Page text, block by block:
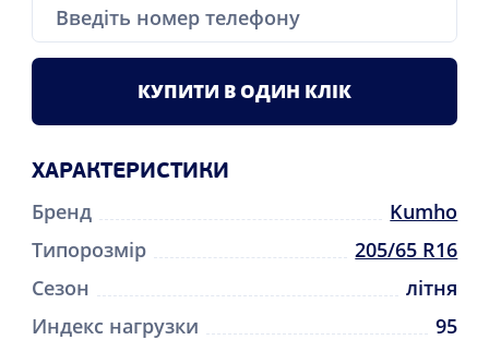
КУПИТИ В ОДИН КЛІК
ХАРАКТЕРИСТИКИ
Бренд
Kumho
Типорозмір
205/65 R16
Сезон
літня
Индекс нагрузки
95